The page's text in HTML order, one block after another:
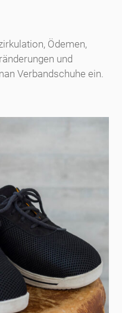
Ödemen,
und
Verbandschuhe ein.